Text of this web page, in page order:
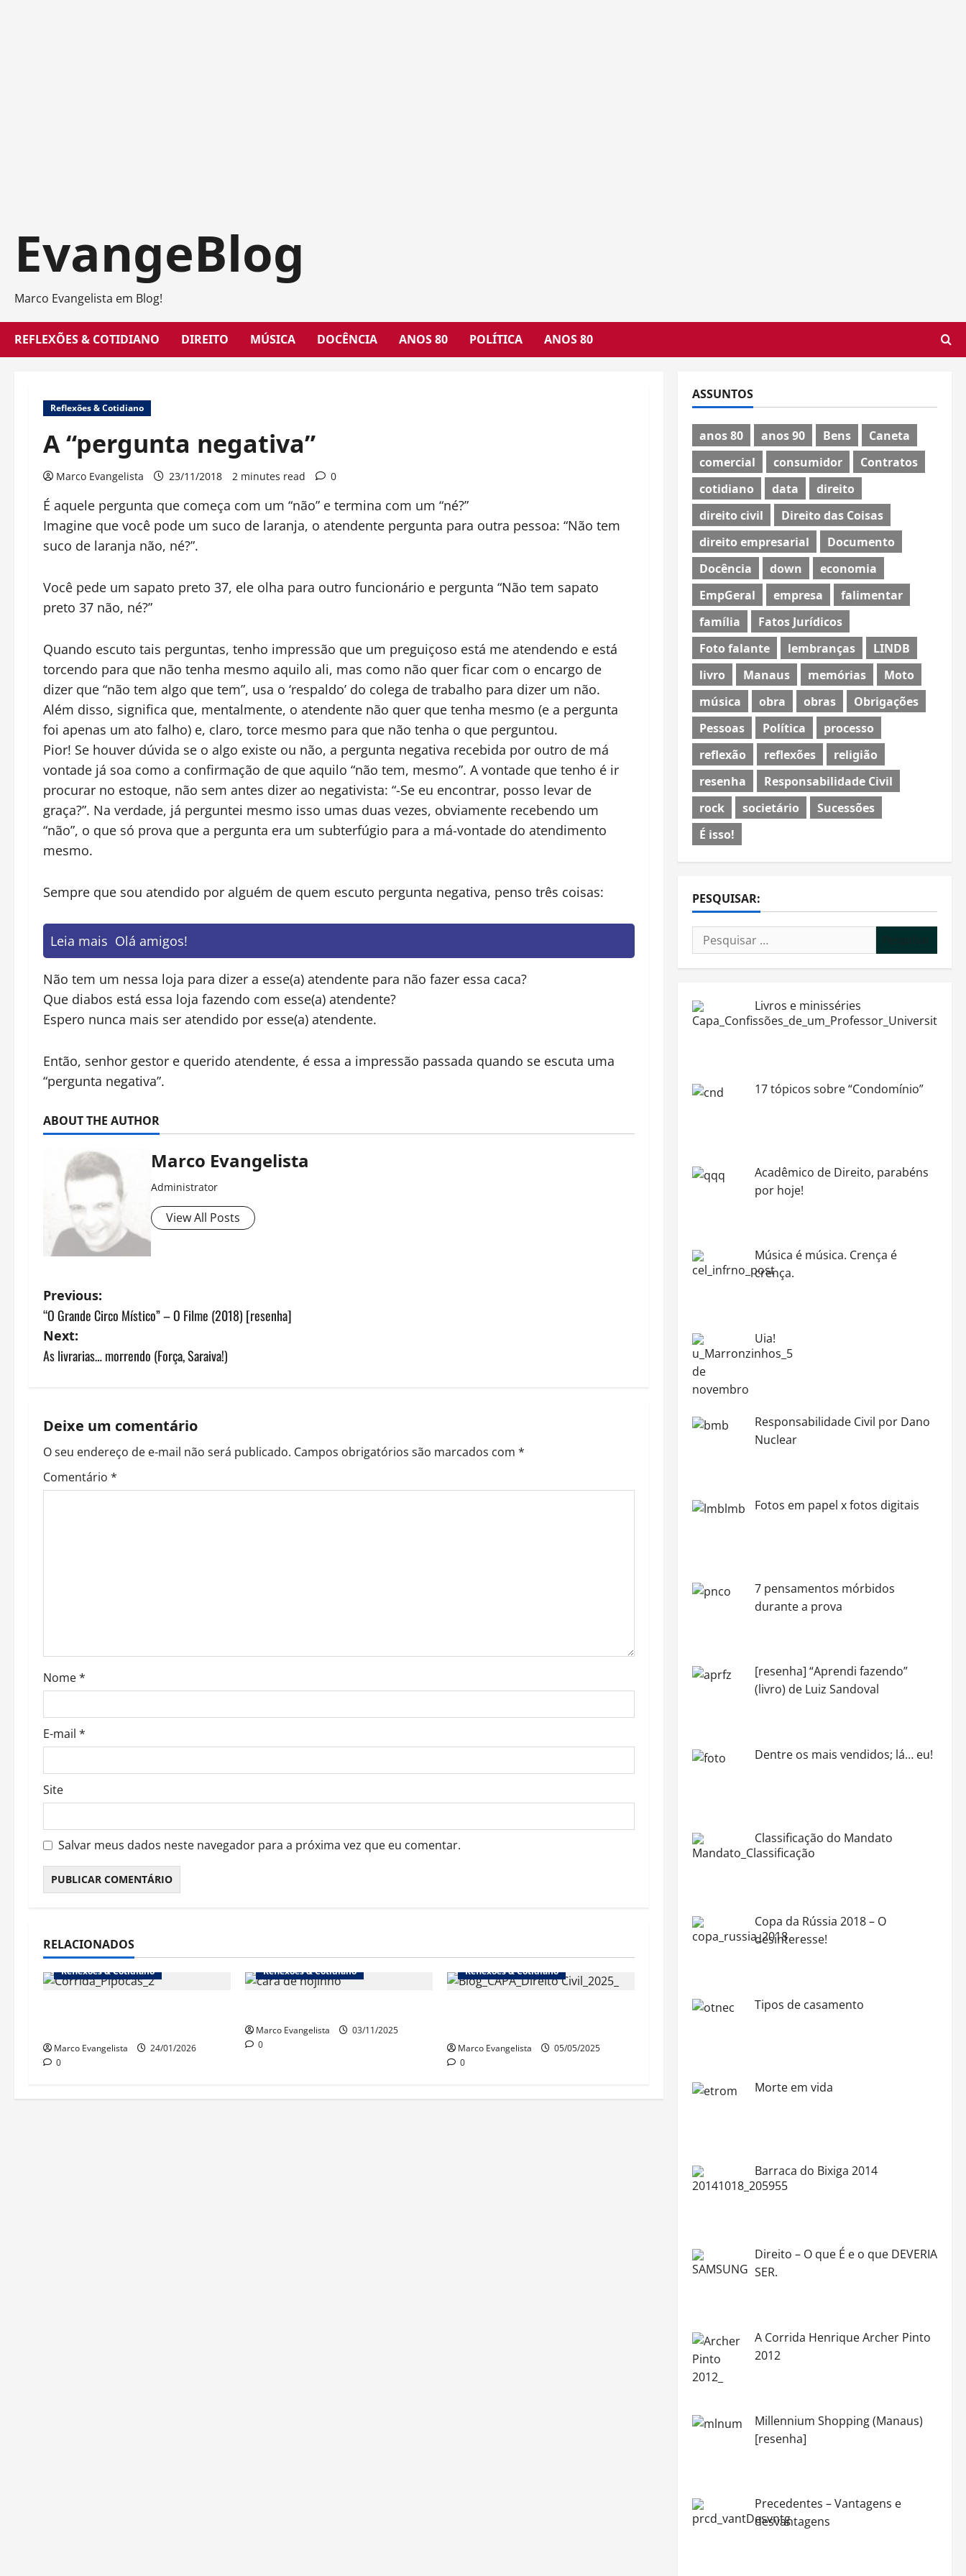
contentEvangeBlog
Marco Evangelista em Blog!
REFLEXÕES & COTIDIANO DIREITO MÚSICA DOCÊNCIA ANOS 80 POLÍTICA ANOS 80
Reflexões & Cotidiano
A “pergunta negativa”
Marco Evangelista 23/11/2018 2 minutes read 0
É aquele pergunta que começa com um “não” e termina com um “né?”
Imagine que você pode um suco de laranja, o atendente pergunta para outra pessoa: “Não tem
suco de laranja não, né?”.
Você pede um sapato preto 37, ele olha para outro funcionário e pergunta “Não tem sapato
preto 37 não, né?”
Quando escuto tais perguntas, tenho impressão que um preguiçoso está me atendendo e está
torcendo para que não tenha mesmo aquilo ali, mas como não quer ficar com o encargo de
dizer que “não tem algo que tem”, usa o ‘respaldo’ do colega de trabalho para dizer um não.
Além disso, significa que, mentalmente, o atendente não quer que tenha mesmo (e a pergunta
foi apenas um ato falho) e, claro, torce mesmo para que não tenha o que perguntou.
Pior! Se houver dúvida se o algo existe ou não, a pergunta negativa recebida por outro de má
vontade já soa como a confirmação de que aquilo “não tem, mesmo”. A vontade que tenho é ir
procurar no estoque, não sem antes dizer ao negativista: “-Se eu encontrar, posso levar de
graça?”. Na verdade, já perguntei mesmo isso umas duas vezes, obviamente recebendo um
“não”, o que só prova que a pergunta era um subterfúgio para a má-vontade do atendimento
mesmo.
Sempre que sou atendido por alguém de quem escuto pergunta negativa, penso três coisas:
Leia mais Olá amigos!
Não tem um nessa loja para dizer a esse(a) atendente para não fazer essa caca?
Que diabos está essa loja fazendo com esse(a) atendente?
Espero nunca mais ser atendido por esse(a) atendente.
Então, senhor gestor e querido atendente, é essa a impressão passada quando se escuta uma
“pergunta negativa”.
ABOUT THE AUTHOR
Marco Evangelista
Administrator
View All Posts
P
o
s
n
a
v
o
n
Previous:
“O Grande Circo Místico” – O Filme (2018) [resenha]
Next:
As livrarias… morrendo (Força, Saraiva!)
Deixe um comentário
O seu endereço de e-mail não será publicado. Campos obrigatórios são marcados com *
Comentário *
Nome*
E-mail *
Site
Salvar meus dados neste navegador para a próxima vez que eu comentar.
RELACIONADOS
Reflexões & Cotidiano
Marco Evangelista
24/01/2026
0
Reflexões & Cotidiano
Marco Evangelista
03/11/2025
0
Reflexões & Cotidiano
Marco Evangelista
05/05/2025
0
ASSUNTOS
anos 80 anos 90 Bens
Caneta
comercial
consumidor
Contratos
cotidiano
data
direito
direito civil
Direito das Coisas
direito empresarial
Documento
Docência
down
economia
EmpGeral
empresa
falimentar
família
Fatos Jurídicos
Foto falante
lembranças
LINDB
livro
Manaus memórias
Moto
música
obra obras
Obrigações
Pessoas
Política
processo
reflexão
reflexões
religião
resenha
Responsabilidade Civil
rock
societário
Sucessões
É isso!
PESQUISAR:
Pesquisar
por:
Livros e minisséries
17 tópicos sobre “Condomínio”
Acadêmico de Direito, parabéns
por hoje!
Música é música. Crença é
crença.
Uia!
Responsabilidade Civil por Dano
Nuclear
Fotos em papel x fotos digitais
7 pensamentos mórbidos
durante a prova
[resenha] “Aprendi fazendo”
(livro) de Luiz Sandoval
Dentre os mais vendidos; lá… eu!
Classificação do Mandato
Copa da Rússia 2018 – O
desinteresse!
Tipos de casamento
Morte em vida
Barraca do Bixiga 2014
Direito – O que É e o que DEVERIA
SER.
A Corrida Henrique Archer Pinto
2012
Millennium Shopping (Manaus)
[resenha]
Precedentes – Vantagens e
desvantagens